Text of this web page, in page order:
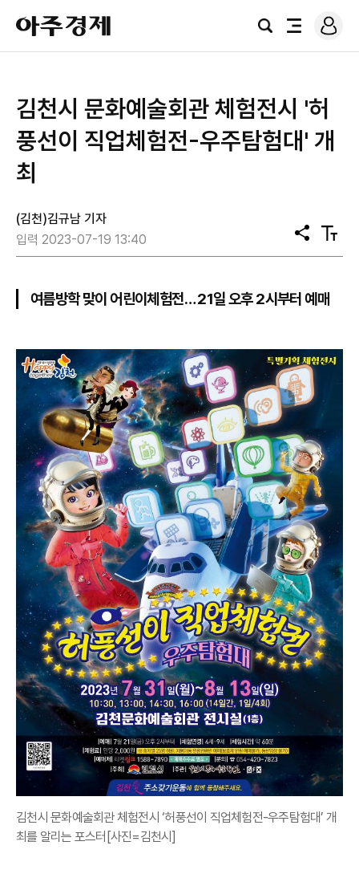
아
주
경
검
전
로
그
김천시 문화예술회관 체험전시 '허
풍선이 직업체험전-우주탐험대' 개
최
(김천)김규남 기자
입력 2023-07-19 13:40
공
유
텍
스
기
여름방학 맞이 어린이체험전… 21일 오후 2시부터 예매
김천시 문화예술회관 체험전시 ‘허풍선이 직업체험전-우주탐험대’ 개
최를 알리는 포스터[사진=김천시]